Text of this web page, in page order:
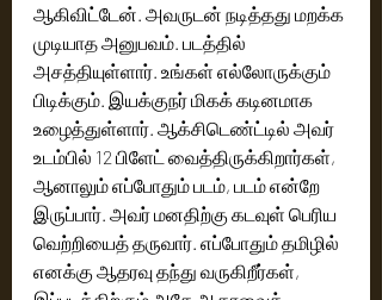
ஆகிவிட்டேன். அவருடன் நடித்தது மறக்க
முடியாத அனுபவம். படத்தில்
அசத்தியுள்ளார். உங்கள் எல்லோருக்கும்
பிடிக்கும். இயக்குநர் மிகக் கடினமாக
உழைத்துள்ளார். ஆக்சிடெண்ட்டில் அவர்
உடம்பில் 12 பிளேட் வைத்திருக்கிறார்கள்,
ஆனாலும் எப்போதும் படம், படம் என்றே
இருப்பார். அவர் மனதிற்கு கடவுள் பெரிய
வெற்றியைத் தருவார். எப்போதும் தமிழில்
எனக்கு ஆதரவு தந்து வருகிறீர்கள்,